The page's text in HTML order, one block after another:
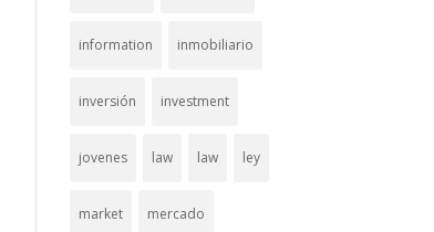
information inmobiliario
inversión investment
jovenes law law ley
market mercado